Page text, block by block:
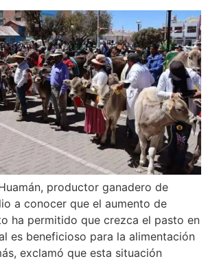
productor ganadero de
a conocer que el aumento de
ha permitido que crezca el pasto en
es beneficioso para la alimentación
exclamó que esta situación